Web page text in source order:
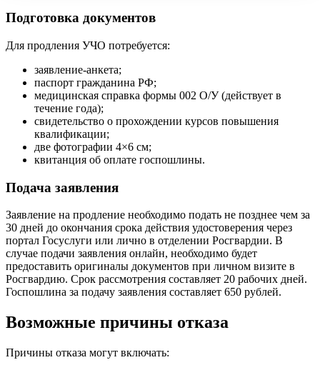
Подготовка документов
Для продления УЧО потребуется:
заявление-анкета;
паспорт гражданина РФ;
медицинская справка формы 002 О/У (действует в
течение года);
свидетельство о прохождении курсов повышения
квалификации;
две фотографии 4×6 см;
квитанция об оплате госпошлины.
Подача заявления
Заявление на продление необходимо подать не позднее чем за
30 дней до окончания срока действия удостоверения через
портал Госуслуги или лично в отделении Росгвардии. В
случае подачи заявления онлайн, необходимо будет
предоставить оригиналы документов при личном визите в
Росгвардию. Срок рассмотрения составляет 20 рабочих дней.
Госпошлина за подачу заявления составляет 650 рублей.
Возможные причины отказа
Причины отказа могут включать: